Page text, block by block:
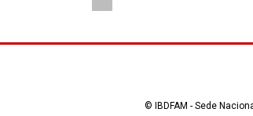
© IBDFAM - Sede